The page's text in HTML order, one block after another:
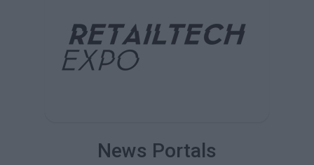
News Portals